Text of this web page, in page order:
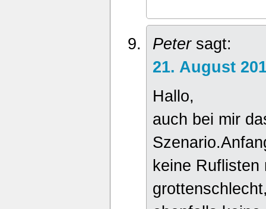
Peter sagt:
21. August
Hallo,
auch bei mir
keine Ruflisten